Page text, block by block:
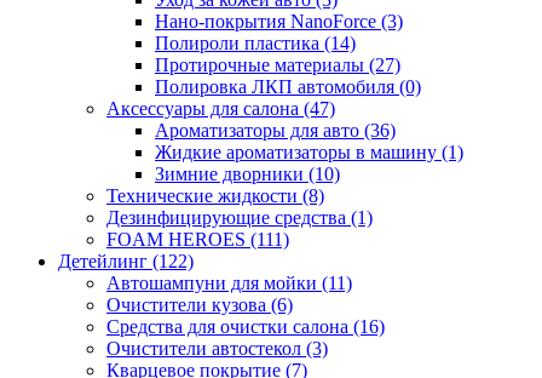
Нано-покрытия NanoForce (3)
Полироли пластика (14)
Протирочные материалы (27)
Полировка ЛКП автомобиля (0)
Аксессуары для салона (47)
Ароматизаторы для авто (36)
Жидкие ароматизаторы в машину (1)
Зимние дворники (10)
Технические жидкости (8)
Дезинфицирующие средства (1)
FOAM HEROES (111)
Детейлинг (122)
Автошампуни для мойки (11)
Очистители кузова (6)
Средства для очистки салона (16)
Очистители автостекол (3)
Кварцевое покрытие (7)